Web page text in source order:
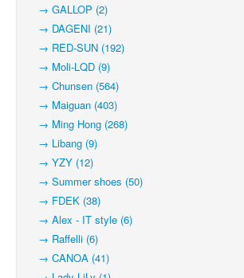
→ GALLOP (2)
→ DAGENI (21)
→ RED-SUN (192)
→ Moli-LQD (9)
→ Chunsen (564)
→ Maiguan (403)
→ Ming Hong (268)
→ Libang (9)
→ YZY (12)
→ Summer shoes (50)
→ FDEK (38)
→ Alex - IT style (6)
→ Raffelli (6)
→ CANOA (41)